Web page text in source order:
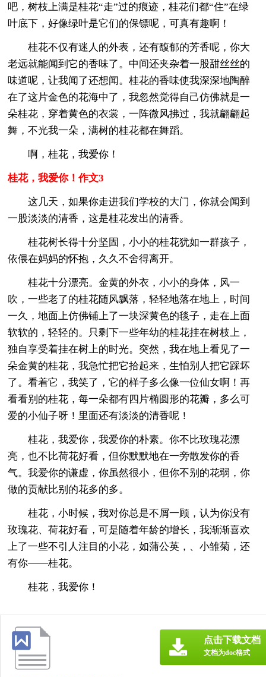
吧，树枝上满是桂花“走”过的痕迹，桂花们都“住”在绿
叶底下，好像绿叶是它们的保镖呢，可真有趣啊！
桂花不仅有迷人的外表，还有馥郁的芳香呢，你大
老远就能闻到它的香味了。中间还夹杂着一股甜丝丝的
味道呢，让我闻了还想闻。桂花的香味使我深深地陶醉
在了这片金色的花海中了，我忽然觉得自己仿佛就是一
朵桂花，穿着黄色的衣裳，一阵微风拂过，我就翩翩起
舞，不光我一朵，满树的桂花都在舞蹈。
啊，桂花，我爱你！
桂花，我爱你！作文3
这几天，如果你走进我们学校的大门，你就会闻到
一股淡淡的清香，这是桂花发出的清香。
桂花树长得十分坚固，小小的桂花犹如一群孩子，
依偎在妈妈的怀抱，久久不舍得离开。
桂花十分漂亮。金黄的外衣，小小的身体，风一
吹，一些老了的桂花随风飘落，轻轻地落在地上，时间
一久，地面上仿佛铺上了一块深黄色的毯子，走在上面
软软的，轻轻的。只剩下一些年幼的桂花挂在树枝上，
独自享受着挂在树上的时光。突然，我在地上看见了一
朵金黄的桂花，我急忙把它拾起来，生怕别人把它踩坏
了。看着它，我笑了，它的样子多么像一位仙女啊！再
看看别的桂花，每一朵都有四片椭圆形的花瓣，多么可
爱的小仙子呀！里面还有淡淡的清香呢！
桂花，我爱你，我爱你的朴素。你不比玫瑰花漂
亮，也不比荷花好看，但你默默地在一旁散发你的香
气。我爱你的谦虚，你虽然很小，但你不别的花弱，你
做的贡献比别的花多的多。
桂花，小时候，我对你总是不屑一顾，认为你没有
玫瑰花、荷花好看，可是随着年龄的增长，我渐渐喜欢
上了一些不引人注目的小花，如蒲公英，、小雏菊，还
有你——桂花。
桂花，我爱你！
点击下载文档
文档为doc格式